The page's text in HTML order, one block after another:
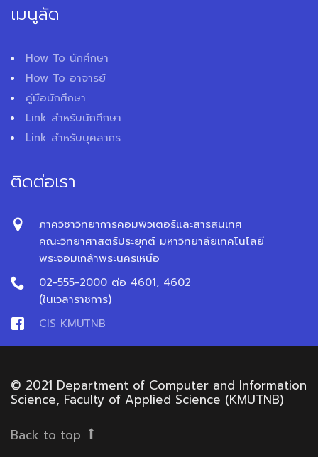
เมนูลัด
How To นักศึกษา
How To อาจารย์
คู่มือนักศึกษา
Link สำหรับนักศึกษา
Link สำหรับบุคลากร
ติดต่อเรา
ภาควิชาวิทยาการคอมพิวเตอร์และสารสนเทศ
คณะวิทยาศาสตร์ประยุกต์ มหาวิทยาลัยเทคโนโลยี
พระจอมเกล้าพระนครเหนือ
02-555-2000 ต่อ 4601, 4602
(ในเวลาราชการ)
CIS KMUTNB
© 2021 Department of Computer and Information
Science, Faculty of Applied Science (KMUTNB)
Back to top